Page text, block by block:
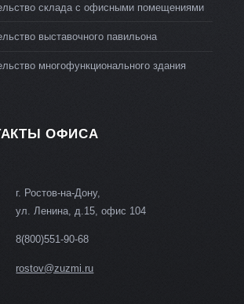
склада с офисными помещениями
выставочного павильона
многофункционального здания
ОФИСА
г. Ростов-на-Дону,
ул. Ленина, д.15, офис 104
8(800)551-90-68
rostov@zuzmi.ru